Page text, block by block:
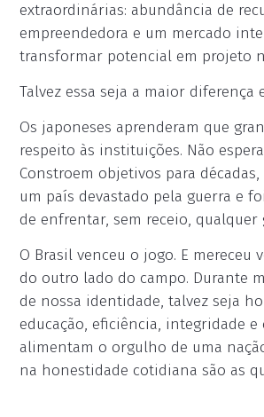
extraordinárias: abundância de
empreendedora e um mercado
transformar potencial em projeto
Talvez essa seja a maior diferença
Os japoneses aprenderam que
respeito às instituições. Não
Constroem objetivos para
um país devastado pela guerra e
de enfrentar, sem receio,
O Brasil venceu o jogo. E
do outro lado do campo. Durante
de nossa identidade, talvez seja
educação, eficiência, integridade
alimentam o orgulho de uma
na honestidade cotidiana são as